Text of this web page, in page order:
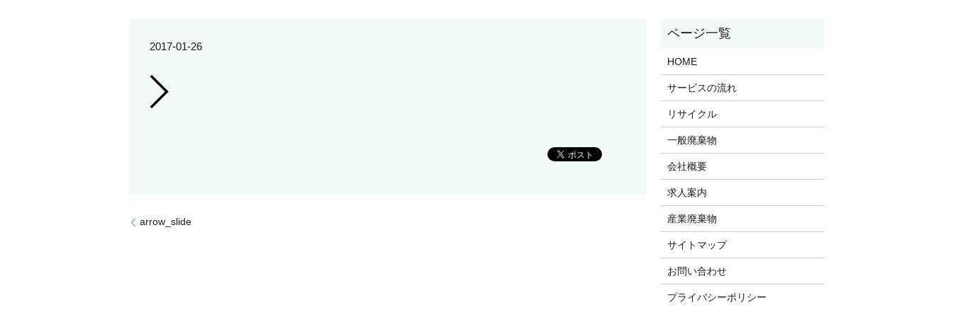
2017-01-26
arrow_slide
HOME
サービスの流れ
リサイクル
一般廃棄物
会社概要
求人案内
産業廃棄物
サイトマップ
お問い合わせ
プライバシーポリシー